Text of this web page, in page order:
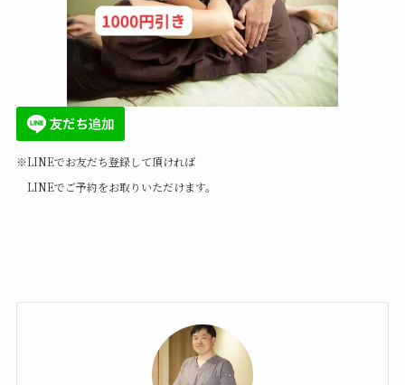
※LINEでお友だち登録して頂ければ
LINEでご予約をお取りいただけます。